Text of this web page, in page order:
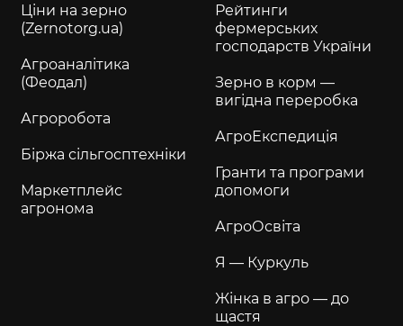
Ціни на зерно
(Zernotorg.ua)
Агроаналітика
(Феодал)
Агроробота
Біржа сільгосптехніки
Маркетплейс
агронома
Рейтинги
фермерських
господарств України
Зерно в корм —
вигідна переробка
АгроЕкспедиція
Гранти та програми
допомоги
АгроОсвіта
Я — Куркуль
Жінка в агро — до
щастя